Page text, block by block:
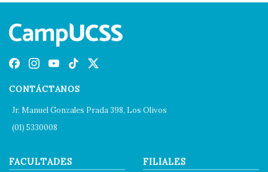
CONTÁCTANOS
Jr. Manuel Gonzales Prada 398, Los Olivos
(01) 5330008
FACULTADES FILIALES